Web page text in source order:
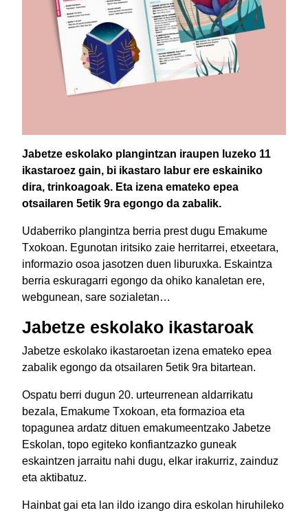
Jabetze eskolako plangintzan iraupen luzeko 11
ikastaroez gain, bi ikastaro labur ere eskainiko
dira, trinkoagoak. Eta izena emateko epea
otsailaren 5etik 9ra egongo da zabalik.
Udaberriko plangintza berria prest dugu Emakume
Txokoan. Egunotan iritsiko zaie herritarrei, etxeetara,
informazio osoa jasotzen duen liburuxka. Eskaintza
berria eskuragarri egongo da ohiko kanaletan ere,
webgunean, sare sozialetan…
Jabetze eskolako ikastaroak
Jabetze eskolako ikastaroetan izena emateko epea
zabalik egongo da otsailaren 5etik 9ra bitartean.
Ospatu berri dugun 20. urteurrenean aldarrikatu
bezala, Emakume Txokoan, eta formazioa eta
topagunea ardatz dituen emakumeentzako Jabetze
Eskolan, topo egiteko konfiantzazko guneak
eskaintzen jarraitu nahi dugu, elkar irakurriz, zainduz
eta aktibatuz.
Hainbat gai eta lan ildo izango dira eskolan hiruhileko